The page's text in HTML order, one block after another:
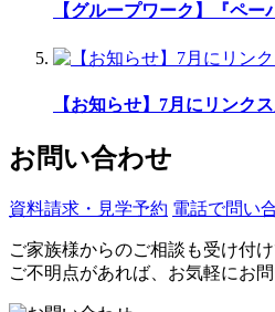
【グループワーク】『ペ
【お知らせ】7月にリンク
お問い合わせ
資料請求・見学予約 電話で問い
ご家族様からのご相談も受け付け
ご不明点があれば、お気軽にお問